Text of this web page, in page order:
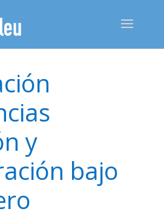
y
bajo